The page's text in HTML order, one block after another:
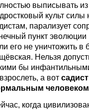
выписывать
культ силы
парализует
пункт
его не уничтожить
Нельзя
бы
а вот
человеком
когда